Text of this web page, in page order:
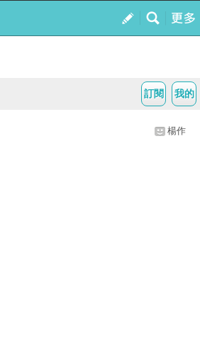
我的
訂閱
楊作